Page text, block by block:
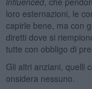
loro esternazioni, le
capirle bene, ma con
diretti dove si
tutte con obbligo di
Gli altri anziani, quelli
onsidera nessuno.